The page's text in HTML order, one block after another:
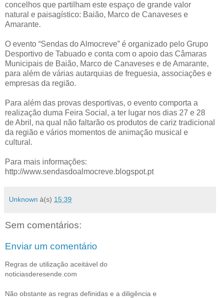
concelhos que partilham este espaço de grande valor
natural e paisagístico: Baião, Marco de Canaveses e
Amarante.
O evento “Sendas do Almocreve” é organizado pelo Grupo
Desportivo de Tabuado e conta com o apoio das Câmaras
Municipais de Baião, Marco de Canaveses e de Amarante,
para além de várias autarquias de freguesia, associações e
empresas da região.
Para além das provas desportivas, o evento comporta a
realização duma Feira Social, a ter lugar nos dias 27 e 28
de Abril, na qual não faltarão os produtos de cariz tradicional
da região e vários momentos de animação musical e
cultural.
Para mais informações:
http://www.sendasdoalmocreve.blogspot.pt
Unknown à(s) 15:39
Sem comentários:
Enviar um comentário
Regras de utilização aceitável do
noticiasderesende.com
Não obstante as regras definidas e a diligência e